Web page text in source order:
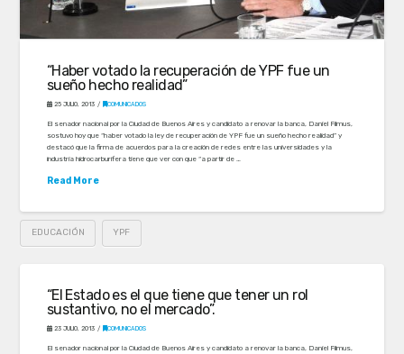
“Haber votado la recuperación de YPF fue un
sueño hecho realidad”
25 JULIO, 2013 COMUNICADOS
El senador nacional por la Ciudad de Buenos Aires y candidato a renovar la banca, Daniel Filmus,
sostuvo hoy que “haber votado la ley de recuperación de YPF fue un sueño hecho realidad” y
destacó que la firma de acuerdos para la creación de redes entre las universidades y la
industria hidrocarburífera tiene que ver con que “a partir de …
Read More
EDUCACIÓN YPF
“El Estado es el que tiene que tener un rol
sustantivo, no el mercado”.
23 JULIO, 2013 COMUNICADOS
El senador nacional por la Ciudad de Buenos Aires y candidato a renovar la banca, Daniel Filmus,